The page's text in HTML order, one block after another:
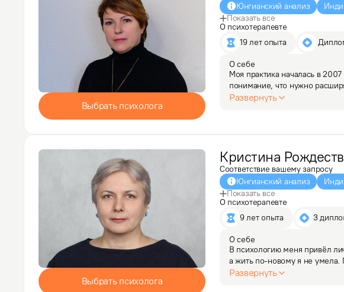
Выбрать психолога
Юнгианский анализ
Показать все
О психотерапевте
19 лет опыта
О себе
Моя практика началась в
понимание, что нужно
их методами работы в "здесь
Развернуть
Выбрать психолога
Кристина
Соответствие вашему запросу
Юнгианский анализ
Показать все
О психотерапевте
9 лет опыта
3
О себе
В психологию меня привёл
а жить по-новому я не
я захотела разобраться как
Развернуть